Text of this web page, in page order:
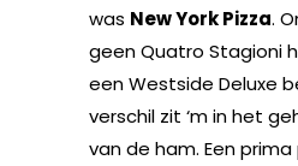
was New York Pizza.
geen Quatro Stagioni
een Westside Deluxe
verschil zit ‘m in het
van de ham. Een prima